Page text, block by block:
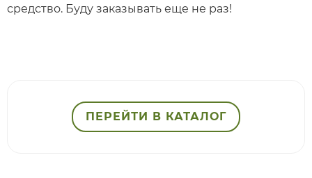
средство. Буду заказывать еще не раз!
ПЕРЕЙТИ В КАТАЛОГ